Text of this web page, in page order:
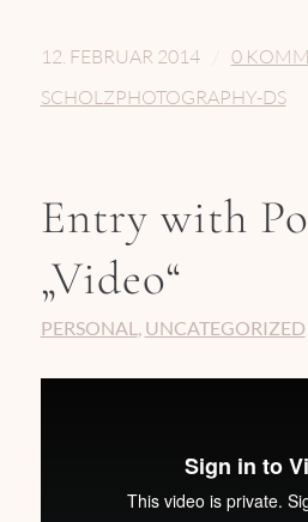
12. FEBRUAR 2014 0
SCHOLZPHOTOGRAPHY-DS
Entry with
„Video“
PERSONAL UNCATEGORIZED